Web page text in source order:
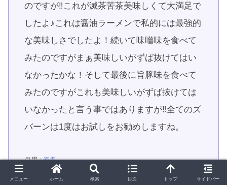
のですが‼これが滅茶苦茶美味しくて大満足で
したよ♪これは醤油ラーメンで私的には最強的
な美味しさでしたよ！続いて味噌味を食べて
みたのですがまぁ美味しいがずば抜けてはい
なかったかな！そして最後に旨豚味を食べて
みたのですがこれも美味しいがずば抜けては
いなかったと言う事ではありますが‼全てのズ
バーンは1度はお試しをお勧めしますね。
引用：楽天
メニュー ホーム 検索 目次 トップ サイドバー